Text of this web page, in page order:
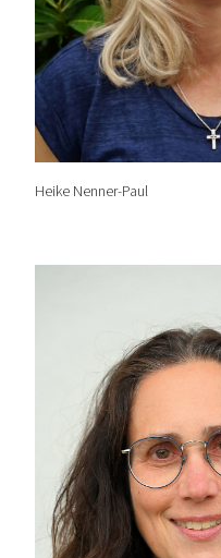
Heike Nenner-Paul